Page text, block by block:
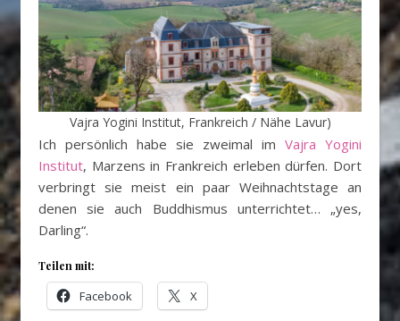
Vajra Yogini Institut, Frankreich / Nähe Lavur)
Ich persönlich habe sie zweimal im Vajra Yogini
Institut, Marzens in Frankreich erleben dürfen. Dort
verbringt sie meist ein paar Weihnachtstage an
denen sie auch Buddhismus unterrichtet… „yes,
Darling“.
Teilen mit:
Facebook X